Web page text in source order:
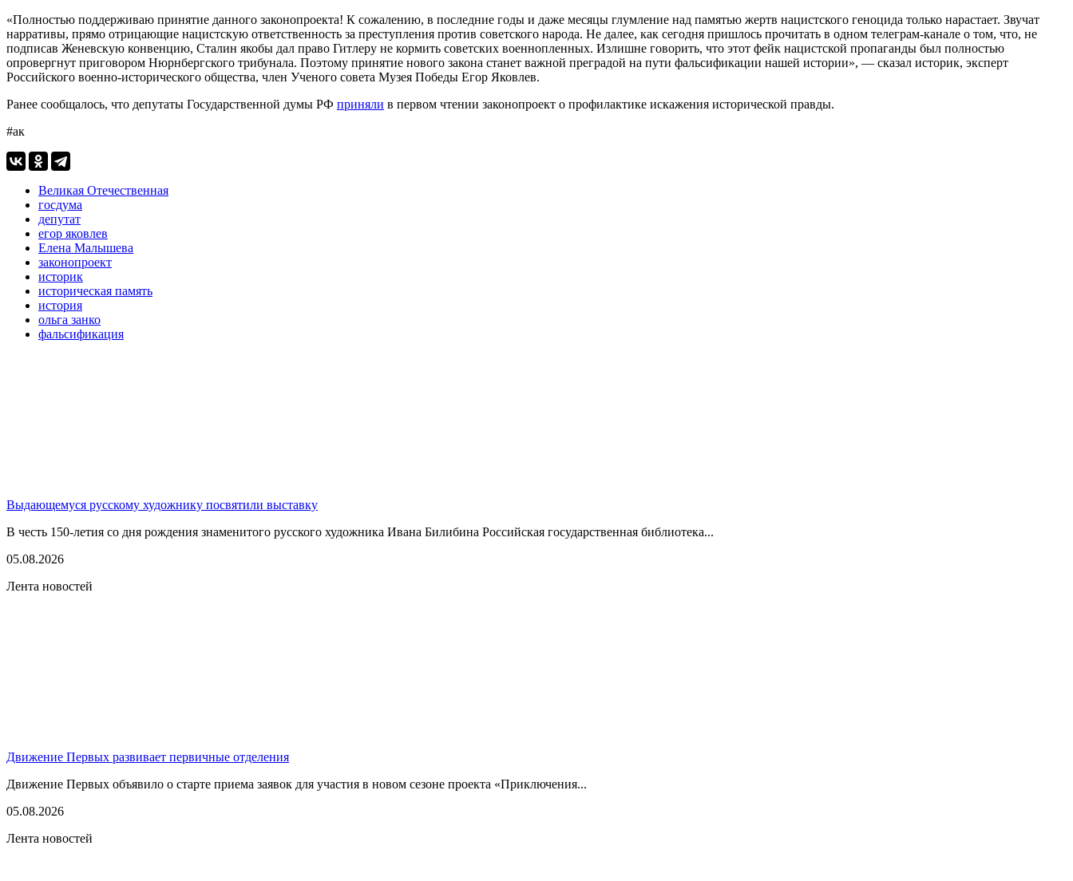
«Полностью поддерживаю принятие данного законопроекта! К сожалению, в последние годы и даже месяцы глумление над памятью жертв нацистского геноцида только нарастает. Звучат
нарративы, прямо отрицающие нацистскую ответственность за преступления против советского народа. Не далее, как сегодня пришлось прочитать в одном телеграм-канале о том, что, не
подписав Женевскую конвенцию, Сталин якобы дал право Гитлеру не кормить советских военнопленных. Излишне говорить, что этот фейк нацистской пропаганды был полностью
опровергнут приговором Нюрнбергского трибунала. Поэтому принятие нового закона станет важной преградой на пути фальсификации нашей истории», — сказал историк, эксперт
Российского военно-исторического общества, член Ученого совета Музея Победы Егор Яковлев.
Ранее сообщалось, что депутаты Государственной думы РФ приняли в первом чтении законопроект о профилактике искажения исторической правды.
#ак
Великая Отечественная
госдума
депутат
егор яковлев
Елена Малышева
законопроект
историк
историческая память
история
ольга занко
фальсификация
Выдающемуся русскому художнику посвятили выставку
В честь 150-летия со дня рождения знаменитого русского художника Ивана Билибина Российская государственная библиотека...
05.08.2026
Лента новостей
Движение Первых развивает первичные отделения
Движение Первых объявило о старте приема заявок для участия в новом сезоне проекта «Приключения...
05.08.2026
Лента новостей